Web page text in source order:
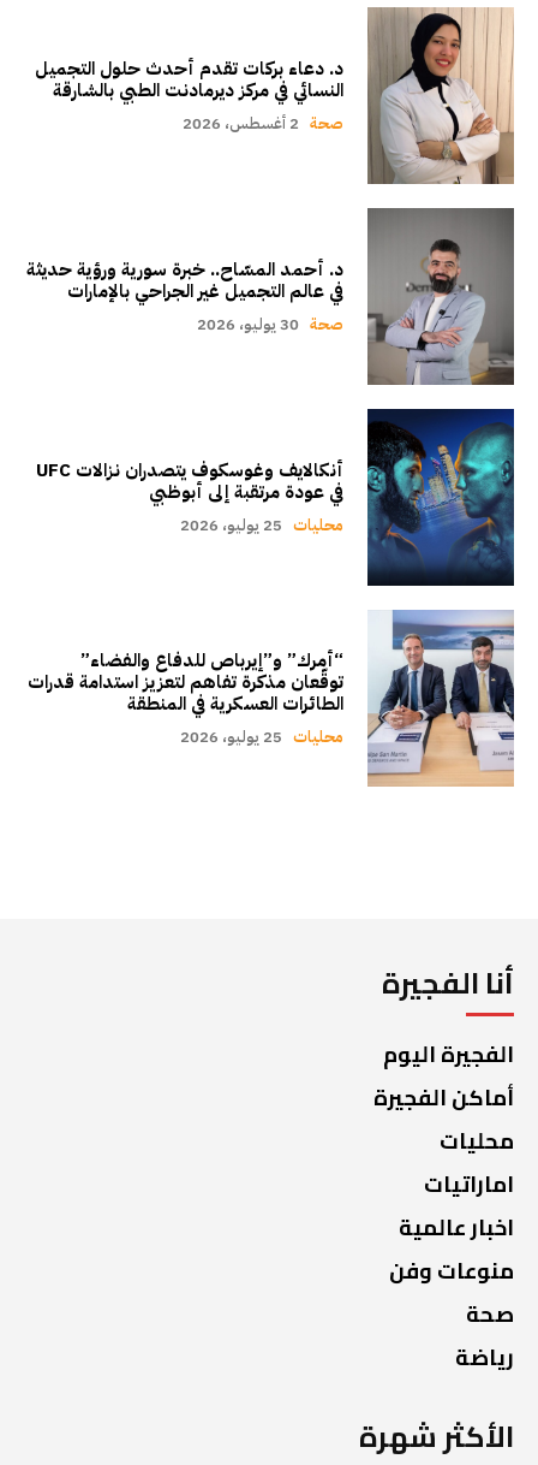
د. دعاء بركات تقدم أحدث حلول التجميل
النسائي في مركز ديرمادنت الطبي بالشارقة
صحة 2 أغسطس، 2026
د. أحمد المسّاح.. خبرة سورية ورؤية حديثة
في عالم التجميل غير الجراحي بالإمارات
صحة 30 يوليو، 2026
أنكالايف وغوسكوف يتصدران نزالات UFC
في عودة مرتقبة إلى أبوظبي
محليات 25 يوليو، 2026
“أمرك” و”إيرباص للدفاع والفضاء”
توقّعان مذكرة تفاهم لتعزيز استدامة قدرات
الطائرات العسكرية في المنطقة
محليات 25 يوليو، 2026
أنا الفجيرة
الفجيرة اليوم
أماكن الفجيرة
محليات
اماراتيات
اخبار عالمية
منوعات وفن
صحة
رياضة
الأكثر شهرة